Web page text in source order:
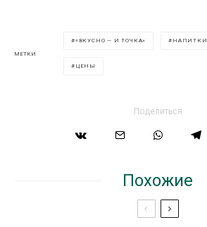
МЕТКИ
«ВКУСНО — И ТОЧКА» НАПИТКИ
ЦЕНЫ
Поделиться
Похожие